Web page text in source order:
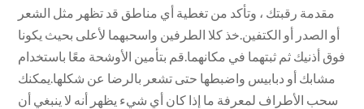
مقدمة رقبتك ، وتأكد من تغطية أي مناطق قد تظهر مثل الشعر
أو الصدر أو الكتفين.خذ كلا الطرفين واسحبهما لأعلى بحيث يكونا
فوق أذنيك ثم ثبتهما في مكانهما.قم بتأمين الأوشحة معًا باستخدام
مشابك أو دبابيس واضبطها حتى تشعر بالرضا عن شكلها.يمكنك
سحب الأطراف لمعرفة ما إذا كان أي شيء يظهر أنه لا ينبغي أن